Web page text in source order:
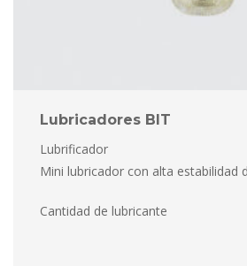
Lubricadores BIT
Lubrificador
Mini lubricador con alta estabilidad
Cantidad de lubricante